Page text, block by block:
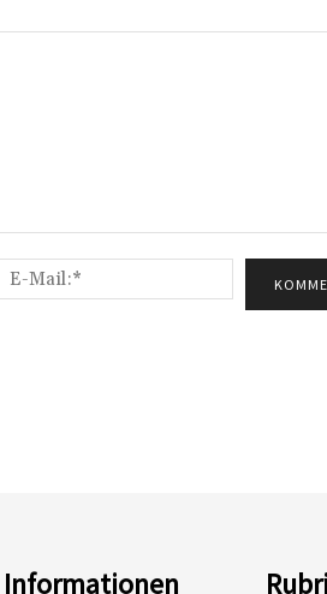
Mail:*
Informationen